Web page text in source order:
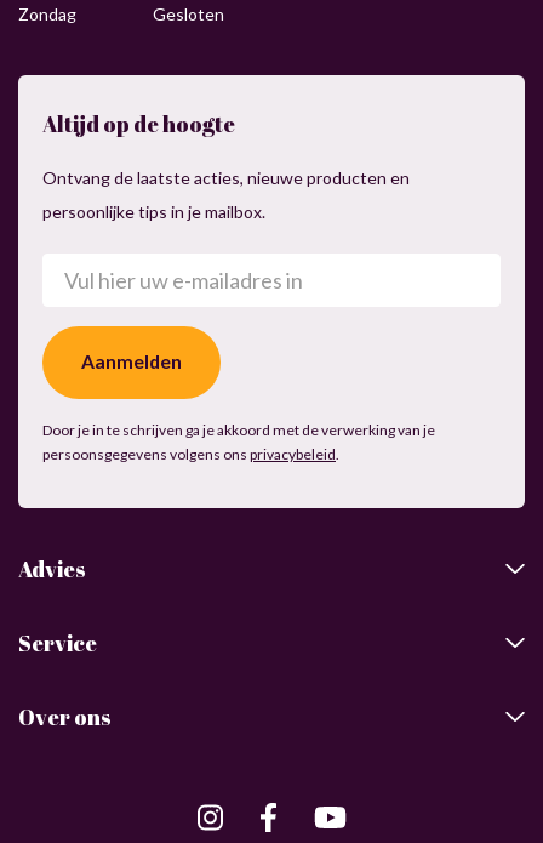
Zondag
Gesloten
Altijd op de hoogte
Ontvang de laatste acties, nieuwe producten en
persoonlijke tips in je mailbox.
(Vereist)
Door je in te schrijven ga je akkoord met de verwerking van je
persoonsgegevens volgens ons privacybeleid
Advies
Service
Over ons